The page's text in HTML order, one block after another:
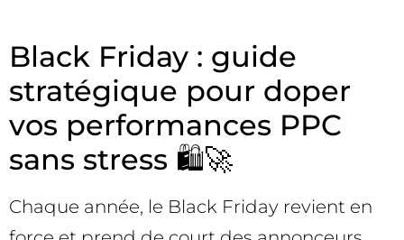
Black Friday : guide
stratégique pour doper
vos performances PPC
sans stress 🛍️🚀
Chaque année, le Black Friday revient en